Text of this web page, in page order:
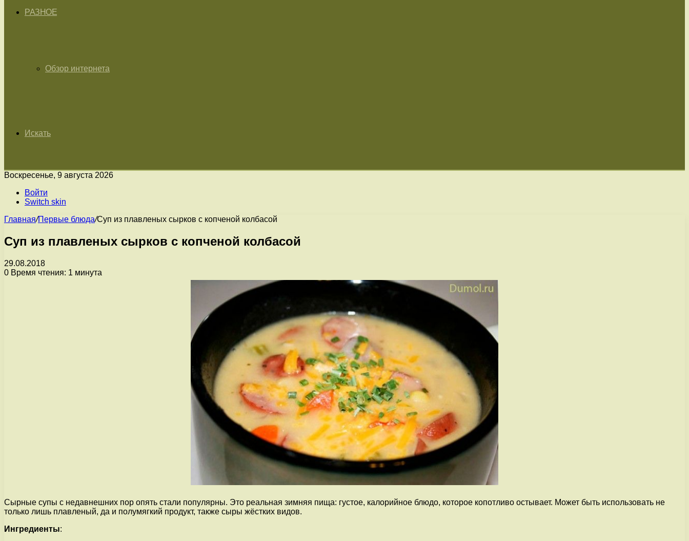
РАЗНОЕ
Обзор интернета
Искать
Воскресенье, 9 августа 2026
Войти
Switch skin
Главная/Первые блюда/Суп из плавленых сырков с копченой колбасой
Суп из плавленых сырков с копченой колбасой
29.08.2018
0 Время чтения: 1 минута
Сырные супы с недавнешних пор опять стали популярны. Это реальная зимняя пища: густое, калорийное блюдо, которое копотливо остывает. Может быть использовать не
только лишь плавленый, да и полумягкий продукт, также сыры жёстких видов.
Ингредиенты: